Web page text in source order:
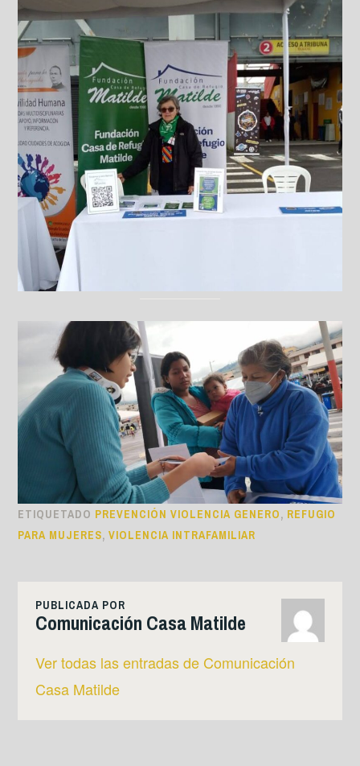
ETIQUETADO PREVENCIÓN VIOLENCIA GENERO, REFUGIO
PARA MUJERES,VIOLENCIA INTRAFAMILIAR
PUBLICADA POR
Comunicación Casa Matilde
Ver todas las entradas de Comunicación
Casa Matilde